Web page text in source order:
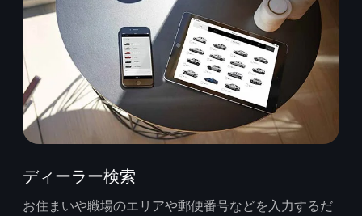
ディーラー検索
お住まいや職場のエリアや郵便番号などを入力するだ